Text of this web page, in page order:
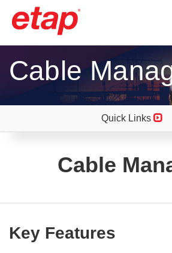
Cable
Quick Links
Cable
Key Features